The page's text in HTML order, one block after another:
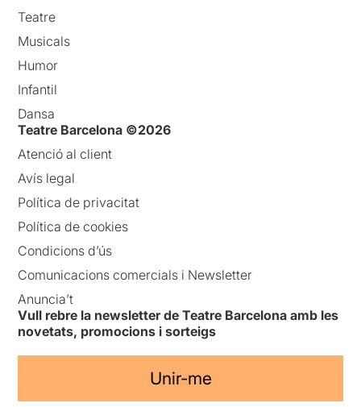
Teatre
Musicals
Humor
Infantil
Dansa
Teatre Barcelona ©2026
Atenció al client
Avís legal
Política de privacitat
Política de cookies
Condicions d’ús
Comunicacions comercials i Newsletter
Anuncia’t
Vull rebre la newsletter de Teatre Barcelona amb les
novetats, promocions i sorteigs
Unir-me